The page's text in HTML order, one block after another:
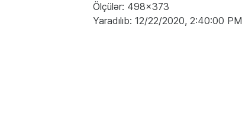
Ölçülər: 498x373
Yaradılıb: 12/22/2020, 2:40:00 PM